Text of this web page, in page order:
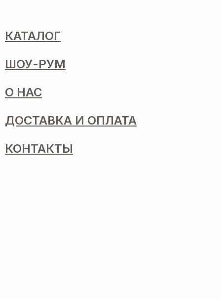
КАТАЛОГ
ШОУ-РУМ
О НАС
ДОСТАВКА И ОПЛАТА
КОНТАКТЫ